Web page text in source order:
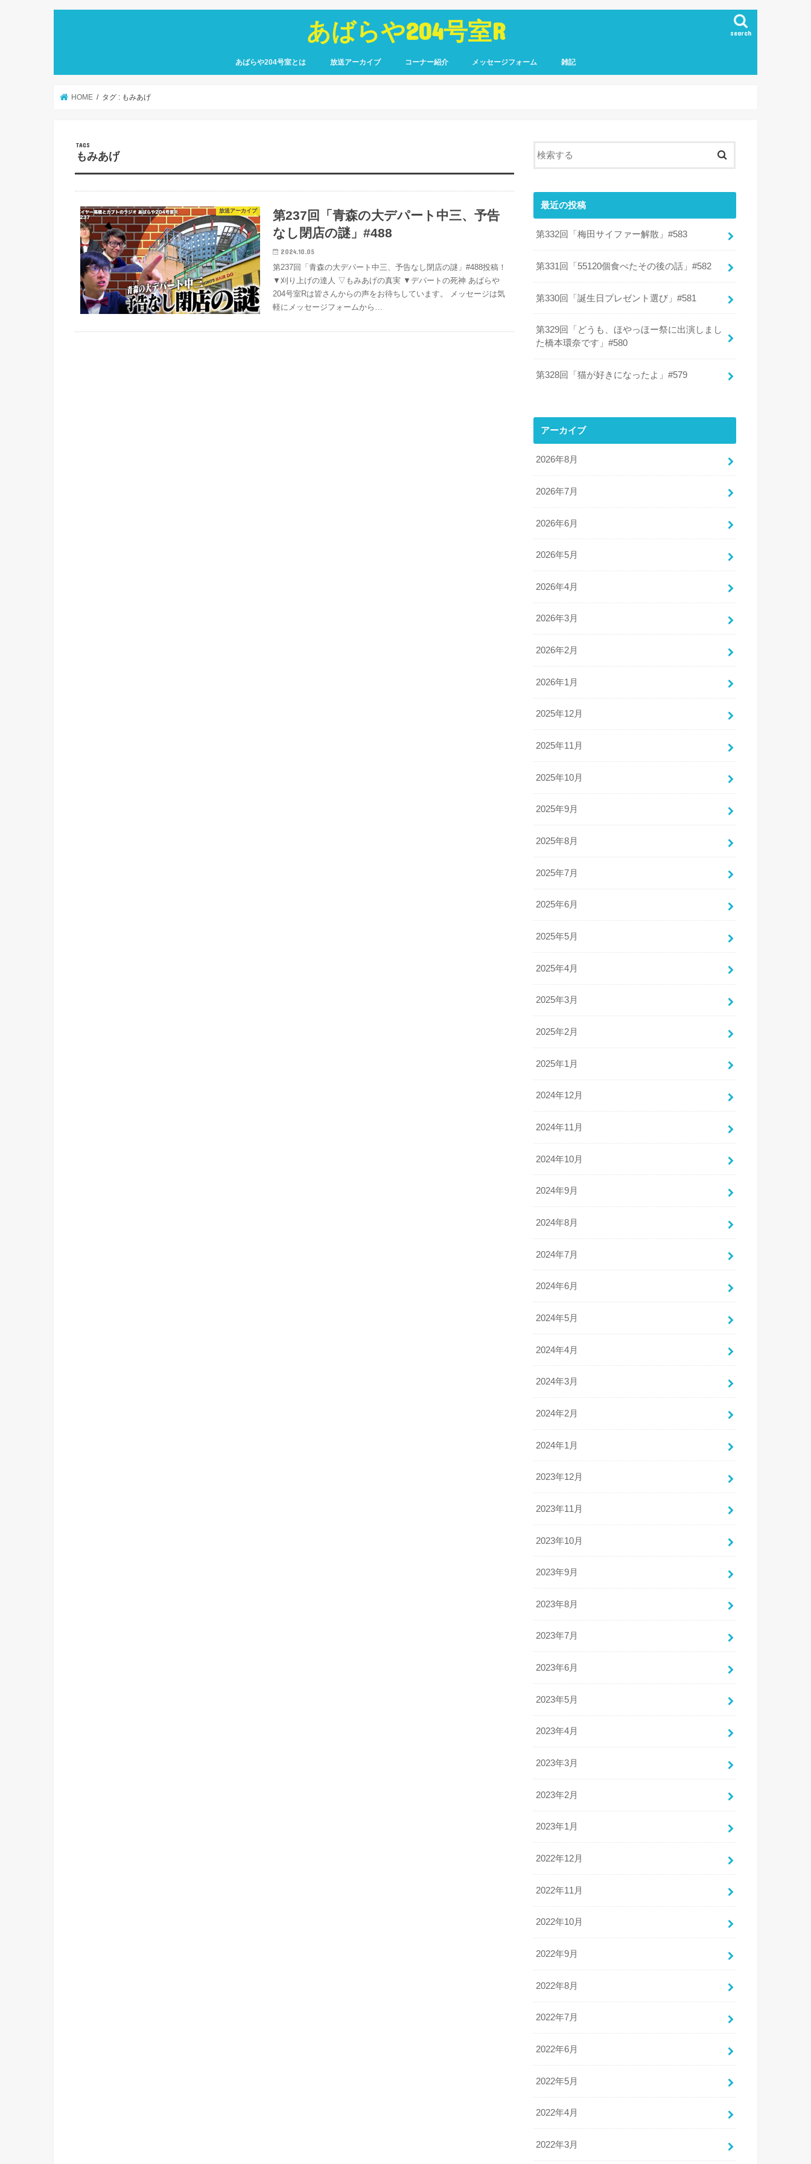
あばらや204号室R search
あばらや204号室とは 放送アーカイブ コーナー紹介 メッセージフォーム 雑記
HOME タグ : もみあげ
もみあげ
放送アーカイブ
第237回「青森の大デパート中三、予告
なし閉店の謎」#488
2024.10.05
第237回「青森の大デパート中三、予告なし閉店の謎」#488投稿！
▼刈り上げの達人 ▽もみあげの真実 ▼デパートの死神 あばらや
204号室Rは皆さんからの声をお待ちしています。 メッセージは気
軽にメッセージフォームから…
最近の投稿
第332回「梅田サイファー解散」#583
第331回「55120個食べたその後の話」#582
第330回「誕生日プレゼント選び」#581
第329回「どうも、ほやっほー祭に出演しまし
た橋本環奈です」#580
第328回「猫が好きになったよ」#579
アーカイブ
2026年8月
2026年7月
2026年6月
2026年5月
2026年4月
2026年3月
2026年2月
2026年1月
2025年12月
2025年11月
2025年10月
2025年9月
2025年8月
2025年7月
2025年6月
2025年5月
2025年4月
2025年3月
2025年2月
2025年1月
2024年12月
2024年11月
2024年10月
2024年9月
2024年8月
2024年7月
2024年6月
2024年5月
2024年4月
2024年3月
2024年2月
2024年1月
2023年12月
2023年11月
2023年10月
2023年9月
2023年8月
2023年7月
2023年6月
2023年5月
2023年4月
2023年3月
2023年2月
2023年1月
2022年12月
2022年11月
2022年10月
2022年9月
2022年8月
2022年7月
2022年6月
2022年5月
2022年4月
2022年3月